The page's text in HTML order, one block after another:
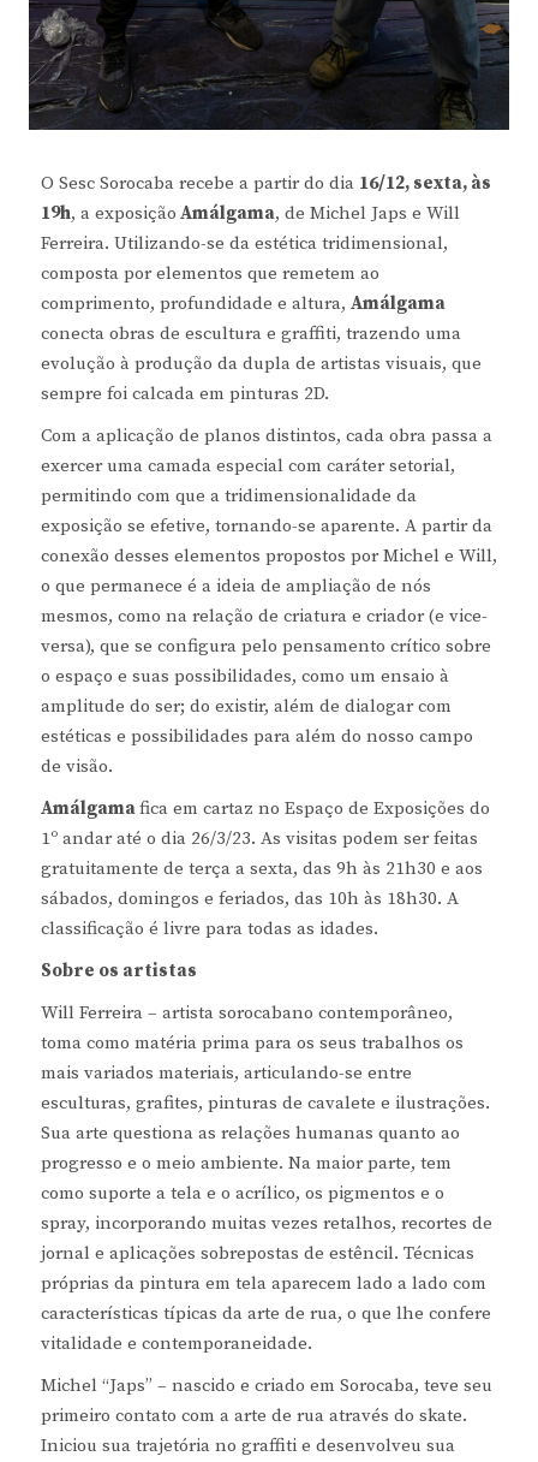
O Sesc Sorocaba recebe a partir do dia 16/12, sexta, às
19h, a exposição Amálgama, de Michel Japs e Will
Ferreira. Utilizando-se da estética tridimensional,
composta por elementos que remetem ao
comprimento, profundidade e altura, Amálgama
conecta obras de escultura e graffiti, trazendo uma
evolução à produção da dupla de artistas visuais, que
sempre foi calcada em pinturas 2D.
Com a aplicação de planos distintos, cada obra passa a
exercer uma camada especial com caráter setorial,
permitindo com que a tridimensionalidade da
exposição se efetive, tornando-se aparente. A partir da
conexão desses elementos propostos por Michel e Will,
o que permanece é a ideia de ampliação de nós
mesmos, como na relação de criatura e criador (e vice-
versa), que se configura pelo pensamento crítico sobre
o espaço e suas possibilidades, como um ensaio à
amplitude do ser; do existir, além de dialogar com
estéticas e possibilidades para além do nosso campo
de visão.
Amálgamafica em cartaz no Espaço de Exposições do
1º andar até o dia 26/3/23. As visitas podem ser feitas
gratuitamente de terça a sexta, das 9h às 21h30 e aos
sábados, domingos e feriados, das 10h às 18h30. A
classificação é livre para todas as idades.
Sobre os artistas
Will Ferreira – artista sorocabano contemporâneo,
toma como matéria prima para os seus trabalhos os
mais variados materiais, articulando-se entre
esculturas, grafites, pinturas de cavalete e ilustrações.
Sua arte questiona as relações humanas quanto ao
progresso e o meio ambiente. Na maior parte, tem
como suporte a tela e o acrílico, os pigmentos e o
spray, incorporando muitas vezes retalhos, recortes de
jornal e aplicações sobrepostas de estêncil. Técnicas
próprias da pintura em tela aparecem lado a lado com
características típicas da arte de rua, o que lhe confere
vitalidade e contemporaneidade.
Michel “Japs” – nascido e criado em Sorocaba, teve seu
primeiro contato com a arte de rua através do skate.
Iniciou sua trajetória no graffiti e desenvolveu sua